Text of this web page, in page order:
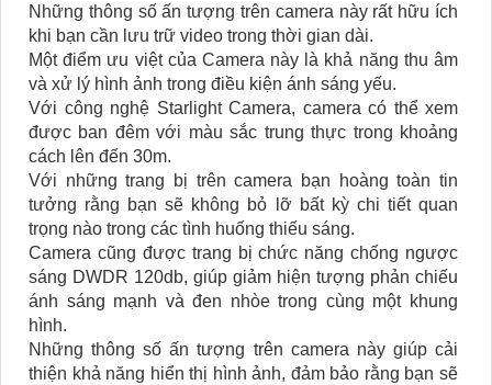
Những thông số ấn tượng trên camera này rất hữu ích
khi bạn cần lưu trữ video trong thời gian dài.
Một điểm ưu việt của Camera này là khả năng thu âm
và xử lý hình ảnh trong điều kiện ánh sáng yếu.
Với công nghệ Starlight Camera, camera có thể xem
được ban đêm với màu sắc trung thực trong khoảng
cách lên đến 30m.
Với những trang bị trên camera bạn hoàng toàn tin
tưởng rằng bạn sẽ không bỏ lỡ bất kỳ chi tiết quan
trọng nào trong các tình huống thiếu sáng.
Camera cũng được trang bị chức năng chống ngược
sáng DWDR 120db, giúp giảm hiện tượng phản chiếu
ánh sáng mạnh và đen nhòe trong cùng một khung
hình.
Những thông số ấn tượng trên camera này giúp cải
thiện khả năng hiển thị hình ảnh, đảm bảo rằng bạn sẽ